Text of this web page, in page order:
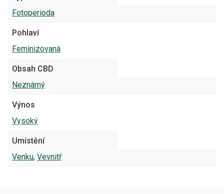
Fotoperioda
Pohlaví
Feminizovaná
Obsah CBD
Neznámý
Výnos
Vysoký
Umístění
Venku, Vevnitř